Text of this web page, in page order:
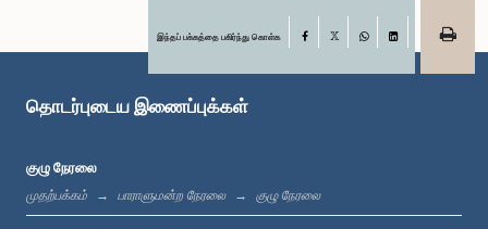
மு.ப. 11:48 - பி.ப. 12:05இந்தப் பக்கத்தை பகிர்ந்து கொள்க Facebook
LinkedIn
தொடர்புடைய இணைப்புக்கள்
குழு நேரலை
முதற்பக்கம் பாராளுமன்ற நேரலை குழு நேரலை